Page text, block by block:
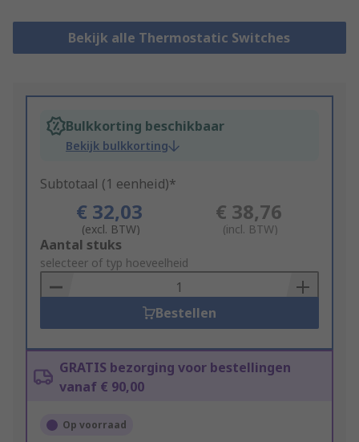
Bekijk alle Thermostatic Switches
Bulkkorting beschikbaar
Bekijk bulkkorting
Subtotaal (1 eenheid)*
€ 32,03
(excl. BTW)
€ 38,76
(incl. BTW)
Add
to
Basket
Aantal stuks
selecteer of typ hoeveelheid
Bestellen
GRATIS bezorging voor bestellingen
vanaf € 90,00
Op voorraad